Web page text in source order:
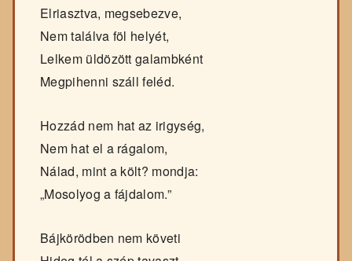
Elriasztva, megsebezve,
Nem találva föl helyét,
Lelkem üldözött galambként
Megpihenni száll feléd.
Hozzád nem hat az irigység,
Nem hat el a rágalom,
Nálad, mint a költ? mondja:
„Mosolyog a fájdalom.”
Bájkörödben nem követi